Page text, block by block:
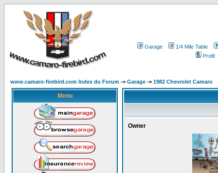
Garage
1/4 Mile Table
Profil
www.camaro-firebird.com Index du Forum -> Garage -> 1982 Chevrolet Camaro
Menu
Owner